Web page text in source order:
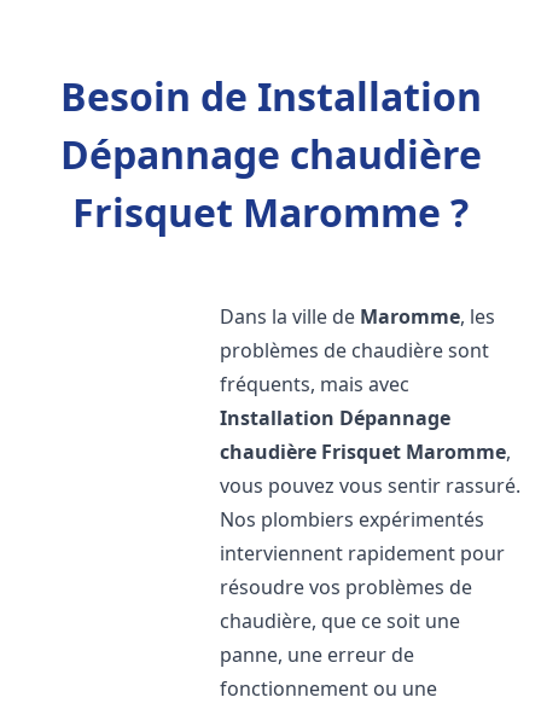
Besoin de Installation
Dépannage chaudière
Frisquet Maromme ?
Dans la ville de Maromme, les
problèmes de chaudière sont
fréquents, mais avec
Installation Dépannage
chaudière Frisquet Maromme,
vous pouvez vous sentir rassuré.
Nos plombiers expérimentés
interviennent rapidement pour
résoudre vos problèmes de
chaudière, que ce soit une
panne, une erreur de
fonctionnement ou une